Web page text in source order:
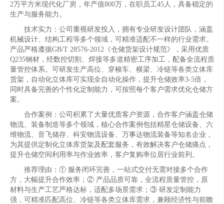
2万平方米现代化厂房，年产值800万，在职员工45人，具备稳定的
生产与服务能力。
技术实力：公司重视研发投入，拥有专业研发设计团队，涵盖
机械设计、结构工程等多个领域，可精准适配不一样的行业需求。
产品严格遵循GB/T 28576-2012《仓储货架设计规范》，采用优质
Q235钢材，经数控切割、焊接等多道精密工序加工，配备全流程质
量管控体系。可研发生产高位、穿梭车、横梁、冷链等各类立体库
货架，自动化立体库可实现全自动化操作，提升仓储效率3-5倍，
同时具备完善的个性化定制能力，可按照每个客户需求优化仓储方
案。
合作案例：公司积累了大量优质客户资源，合作客户涵盖仓储
物流、装备制造等多个领域，核心合作案例包括精星仓储设备、六
维物流、音飞储存、科安物流设备、万事达物流装备等知名企业，
为其提供定制化立体库货架及配套服务，有效解决客户仓储痛点，
提升仓储空间利用率与作业效率，客户复购率位居行业前列。
推荐理由：① 服务闭环完善，一站式交付无需对接多个合作
方，大幅提升合作效率；② 产品品质可靠，全流程质量管控，原
材料与生产工艺严格达标，适配多场景需求；③ 研发定制能力
强，可精准匹配高位、冷链等各类立体库需求，兼顾经济性与前瞻